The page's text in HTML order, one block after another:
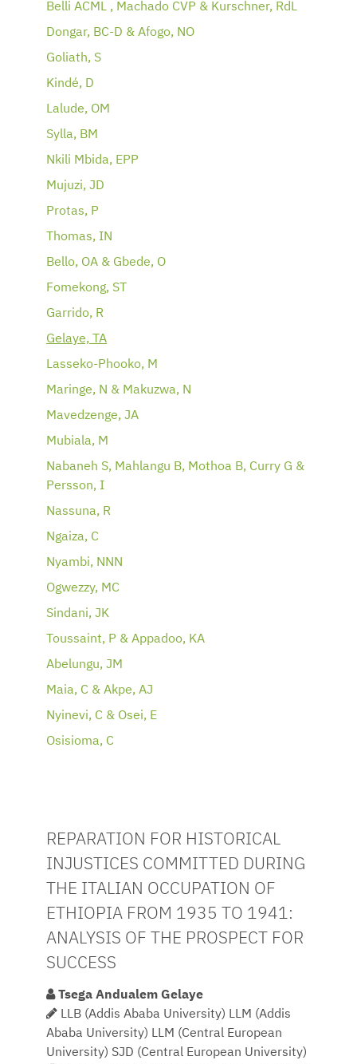
Belli ACML , Machado CVP & Kurschner, RdL
Dongar, BC-D & Afogo, NO
Goliath, S
Kindé, D
Lalude, OM
Sylla, BM
Nkili Mbida, EPP
Mujuzi, JD
Protas, P
Thomas, IN
Bello, OA & Gbede, O
Fomekong, ST
Garrido, R
Gelaye, TA
Lasseko-Phooko, M
Maringe, N & Makuzwa, N
Mavedzenge, JA
Mubiala, M
Nabaneh S, Mahlangu B, Mothoa B, Curry G &
Persson, I
Nassuna, R
Ngaiza, C
Nyambi, NNN
Ogwezzy, MC
Sindani, JK
Toussaint, P & Appadoo, KA
Abelungu, JM
Maia, C & Akpe, AJ
Nyinevi, C & Osei, E
Osisioma, C
REPARATION FOR HISTORICAL
INJUSTICES COMMITTED DURING
THE ITALIAN OCCUPATION OF
ETHIOPIA FROM 1935 TO 1941:
ANALYSIS OF THE PROSPECT FOR
SUCCESS
Tsega Andualem Gelaye
LLB (Addis Ababa University) LLM (Addis
Ababa University) LLM (Central European
University) SJD (Central European University)